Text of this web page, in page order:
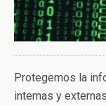
Protegemos la
internas y